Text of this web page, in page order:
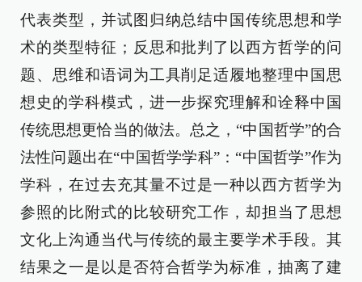
代表类型，并试图归纳总结中国传统思想和学
术的类型特征；反思和批判了以西方哲学的问
题、思维和语词为工具削足适履地整理中国思
想史的学科模式，进一步探究理解和诠释中国
传统思想更恰当的做法。总之，“中国哲学”的合
法性问题出在“中国哲学学科”：“中国哲学”作为
学科，在过去充其量不过是一种以西方哲学为
参照的比附式的比较研究工作，却担当了思想
文化上沟通当代与传统的最主要学术手段。其
结果之一是以是否符合哲学为标准，抽离了建